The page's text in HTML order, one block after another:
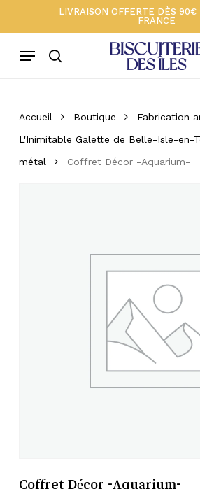
content
LIVRAISON OFFERTE DÈS 90€
FRANCE
search
Menu
Votre panier 🍪
Accueil Boutique
Fabrication
L'Inimitable Galette de Belle-Isle-en-
métal
Coffret Décor -Aquarium-
Coffret Décor -Aquarium-
Soyez le premier à
votre avis sur
Aquarium-”
indiqués avec
Nom*
et mon site dans le